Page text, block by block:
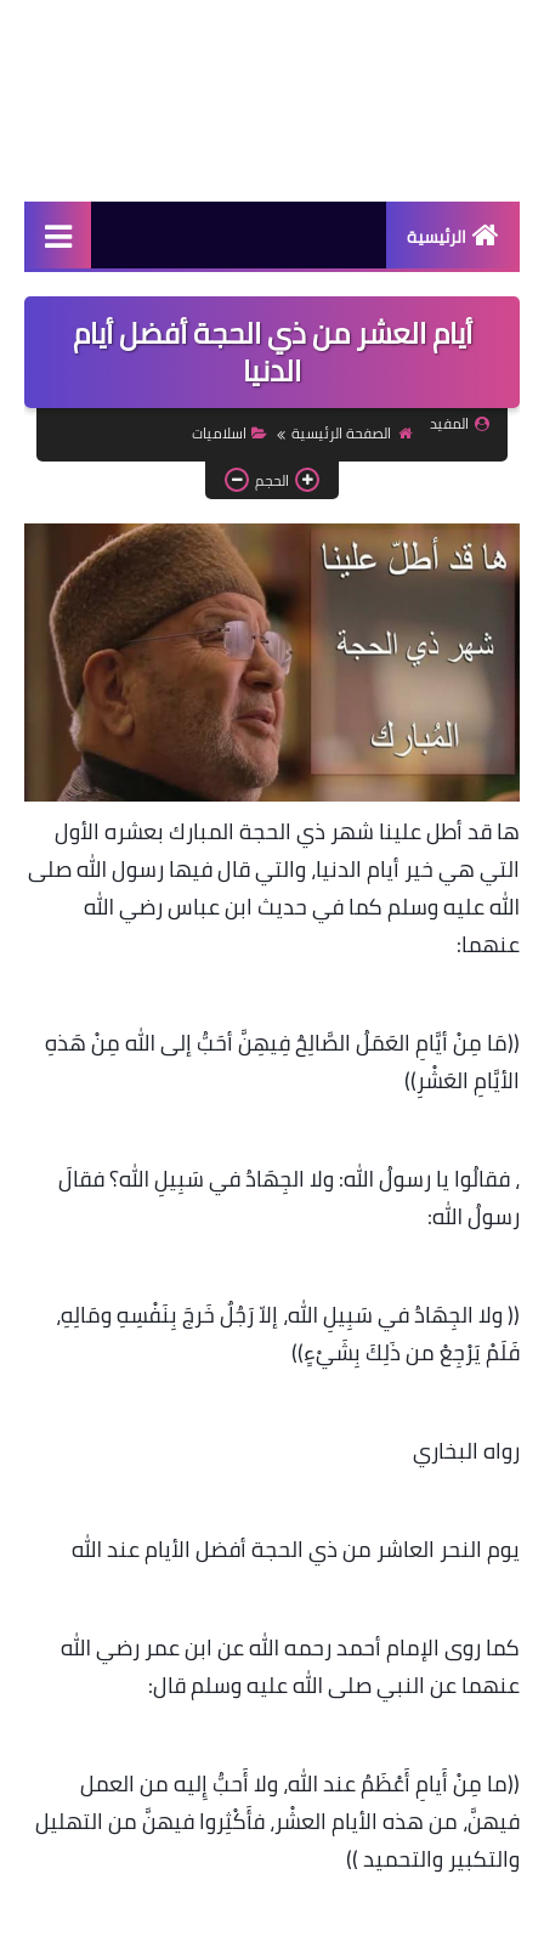
الرئيسية
دورات مجانية
كورسات مجانية
منح دراسية
مقالات مفيدة
تعلم اللغات
اللغة الانجليزية
الوظيفة
إعلاميات
التعليم
الصحة
أيام العشر من ذي الحجة أفضل أيام
الدنيا
المفيد الصفحة الرئيسية
اسلاميات
الحجم
ها قد أطل علينا شهر ذي الحجة المبارك بعشره الأول
التي هي خير أيام الدنيا، والتي قال فيها رسول الله صلى
الله عليه وسلم كما في حديث ابن عباس رضي الله
عنهما:
((مَا مِنْ أيَّامٍ العَمَلُ الصَّالِحُ فِيهِنَّ أحَبُّ إلى الله مِنْ هَذهِ
الأيَّامِ العَشْرِ))
، فقالُوا يا رسولُ الله: ولا الجِهَادُ في سَبِيلِ الله؟ فقالَ
رسولُ الله:
(( ولا الجِهَادُ في سَبِيلِ الله، إلاّ رَجُلٌ خَرجَ بِنَفْسِهِ ومَالِهِ،
فَلَمْ يَرْجِعْ من ذَلِكَ بِشَيْءٍ))
رواه البخاري
يوم النحر العاشر من ذي الحجة أفضل الأيام عند الله
كما روى الإمام أحمد رحمه الله عن ابن عمر رضي الله
عنهما عن النبي صلى الله عليه وسلم قال:
((ما مِنْ أَيامٍ أَعْظَمُ عند الله، ولا أَحبُّ إِليه من العمل
فيهنَّ، من هذه الأيام العشْر، فأَكْثِروا فيهنَّ من التهليل
والتكبير والتحميد ))